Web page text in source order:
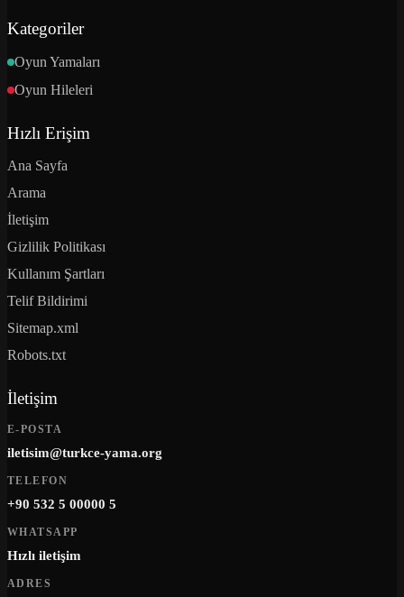
Kategoriler
Oyun Yamaları
Oyun Hileleri
Hızlı Erişim
Ana Sayfa
Arama
İletişim
Gizlilik Politikası
Kullanım Şartları
Telif Bildirimi
Sitemap.xml
Robots.txt
İletişim
E-POSTA
iletisim@turkce-yama.org
TELEFON
+90 532 5 00000 5
WHATSAPP
Hızlı iletişim
ADRES